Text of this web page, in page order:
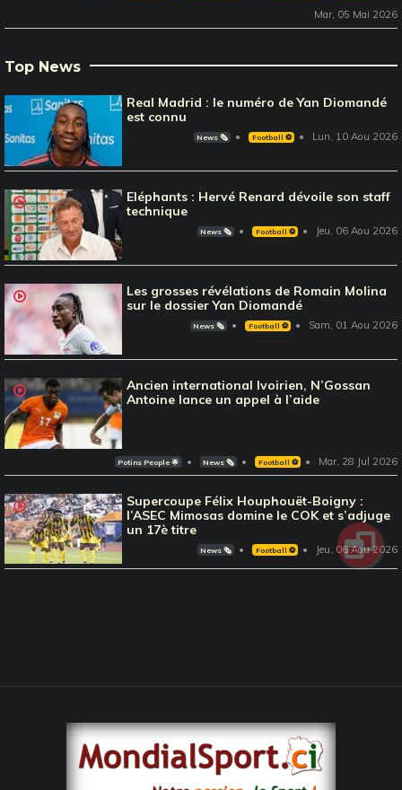
Mar, 05 Mai 2026
Top News
Real Madrid : le numéro de Yan Diomandé
est connu
News 🗞️ Football ⚽️ Lun, 10 Aou 2026
Eléphants : Hervé Renard dévoile son staff
technique
News 🗞️ Football ⚽️ Jeu, 06 Aou 2026
Les grosses révélations de Romain Molina
sur le dossier Yan Diomandé
News 🗞️ Football ⚽️ Sam, 01 Aou 2026
Ancien international Ivoirien, N’Gossan
Antoine lance un appel à l’aide
Potins People 🌟 News 🗞️ Football ⚽️ Mar, 28 Jul 2026
Supercoupe Félix Houphouët-Boigny :
l’ASEC Mimosas domine le COK et s’adjuge
un 17è titre
News 🗞️ Football ⚽️ Jeu, 06 Aou 2026